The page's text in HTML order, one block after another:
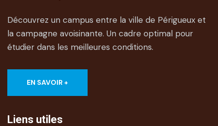
Découvrez un campus entre la ville de Périgueux et
la campagne avoisinante. Un cadre optimal pour
étudier dans les meilleures conditions.
EN SAVOIR +
Liens utiles